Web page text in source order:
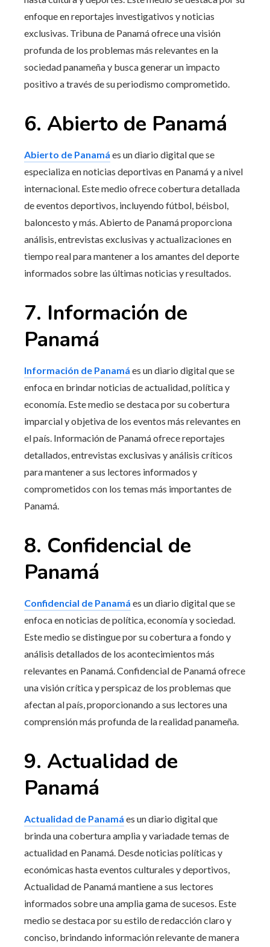
enfoque en reportajes investigativos y noticias
exclusivas. Tribuna de Panamá ofrece una visión
profunda de los problemas más relevantes en la
sociedad panameña y busca generar un impacto
positivo a través de su periodismo comprometido.
6. Abierto de Panamá
Abierto de Panamá es un diario digital que se
especializa en noticias deportivas en Panamá y a nivel
internacional. Este medio ofrece cobertura detallada
de eventos deportivos, incluyendo fútbol, béisbol,
baloncesto y más. Abierto de Panamá proporciona
análisis, entrevistas exclusivas y actualizaciones en
tiempo real para mantener a los amantes del deporte
informados sobre las últimas noticias y resultados.
7. Información de
Panamá
Información de Panamá es un diario digital que se
enfoca en brindar noticias de actualidad, política y
economía. Este medio se destaca por su cobertura
imparcial y objetiva de los eventos más relevantes en
el país. Información de Panamá ofrece reportajes
detallados, entrevistas exclusivas y análisis críticos
para mantener a sus lectores informados y
comprometidos con los temas más importantes de
Panamá.
8. Confidencial de
Panamá
Confidencial de Panamá es un diario digital que se
enfoca en noticias de política, economía y sociedad.
Este medio se distingue por su cobertura a fondo y
análisis detallados de los acontecimientos más
relevantes en Panamá. Confidencial de Panamá ofrece
una visión crítica y perspicaz de los problemas que
afectan al país, proporcionando a sus lectores una
comprensión más profunda de la realidad panameña.
9. Actualidad de
Panamá
Actualidad de Panamá es un diario digital que
brinda una cobertura amplia y variadade temas de
actualidad en Panamá. Desde noticias políticas y
económicas hasta eventos culturales y deportivos,
Actualidad de Panamá mantiene a sus lectores
informados sobre una amplia gama de sucesos. Este
medio se destaca por su estilo de redacción claro y
conciso, brindando información relevante de manera